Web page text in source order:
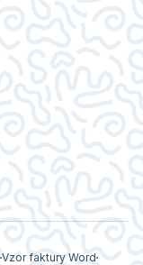
Vzor faktury Word